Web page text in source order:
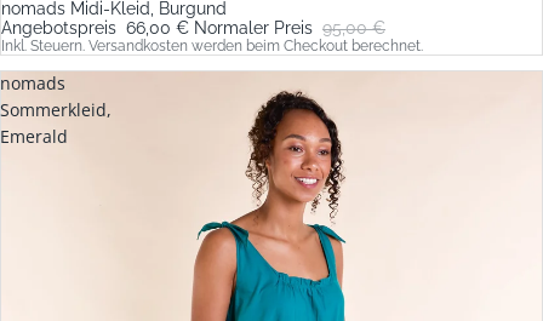
Sale
nomads Midi-Kleid, Burgund
Angebotspreis 66,00 € Normaler Preis 95,00 €
Inkl. Steuern. Versandkosten werden beim Checkout berechnet.
nomads
Sommerkleid,
Emerald